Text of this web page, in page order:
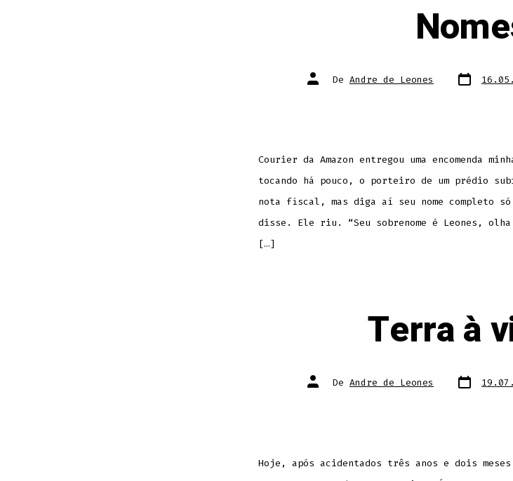
Autor
do De Andre de Leones Data
do
Courier da Amazon entregou uma encomenda
tocando há pouco, o porteiro de um prédio
nota fiscal, mas diga aí seu nome completo
disse. Ele riu. “Seu sobrenome é Leones, olha
[…]
Terra à
Autor
do De Andre de Leones Data
do
Hoje, após acidentados três anos e dois